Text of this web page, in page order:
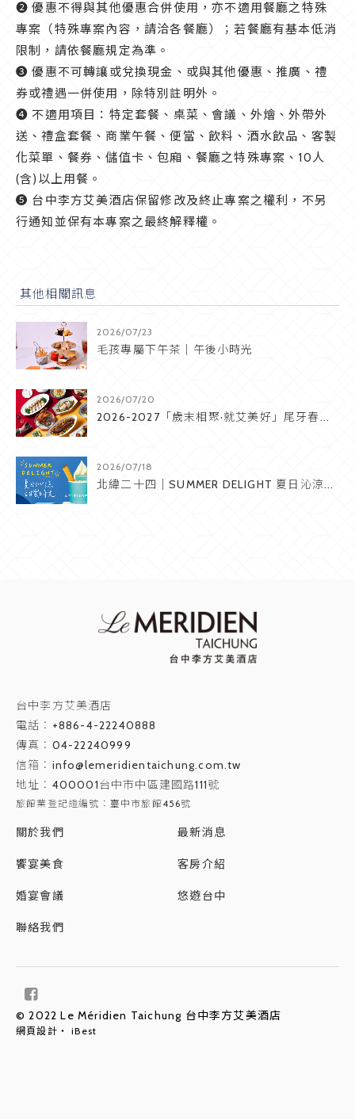
❷ 優惠不得與其他優惠合併使用，亦不適用餐廳之特殊
專案（特殊專案內容，請洽各餐廳）；若餐廳有基本低消
限制，請依餐廳規定為準。
❸ 優惠不可轉讓或兌換現金、或與其他優惠、推廣、禮
券或禮遇一併使用，除特別註明外。
❹ 不適用項目：特定套餐、桌菜、會議、外燴、外帶外
送、禮盒套餐、商業午餐、便當、飲料、酒水飲品、客製
化菜單、餐券、儲值卡、包廂、餐廳之特殊專案、10人
(含)以上用餐。
❺ 台中李方艾美酒店保留修改及終止專案之權利，不另
行通知並保有本專案之最終解釋權。
其他相關訊息
2026/07/23
毛孩專屬下午茶｜午後小時光
2026/07/20
2026-2027「歲末相聚·就艾美好」尾牙春...
2026/07/18
北緯二十四｜SUMMER DELIGHT 夏日沁涼...
台中李方艾美酒店
電話： +886-4-22240888
傳真：04-22240999
信箱： info@lemeridientaichung.com.tw
地址： 400001台中市中區建國路111號
旅館業登記證編號：臺中市旅館456號
關於我們 最新消息
饗宴美食 客房介紹
婚宴會議 悠遊台中
聯絡我們
© 2022 Le Méridien Taichung 台中李方艾美酒店
網頁設計 ‧iBest